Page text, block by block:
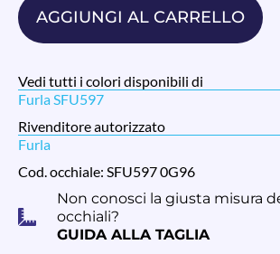
AGGIUNGI AL CARRELLO
Vedi tutti i colori disponibili di
Furla SFU597
Rivenditore autorizzato
Furla
Cod. occhiale: SFU597 0G96
Non conosci la giusta misura
occhiali?
GUIDA ALLA TAGLIA